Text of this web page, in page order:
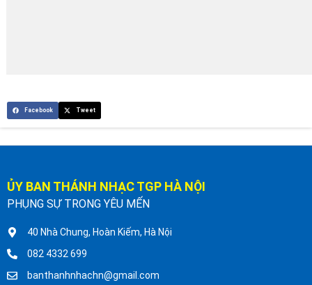
Facebook Tweet
ỦY BAN THÁNH NHẠC TGP HÀ NỘI
PHỤNG SỰ TRONG YÊU MẾN
40 Nhà Chung, Hoàn Kiếm, Hà Nội
082 4332 699
banthanhnhachn@gmail.com